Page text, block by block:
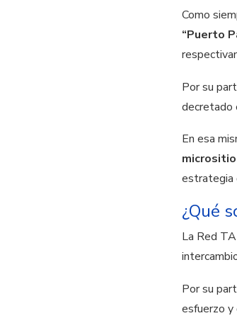
Como
“Puerto
Por su
decretado
En esa
micrositio
estrategia
¿Qué
La Red
Por su
esfuerzo y